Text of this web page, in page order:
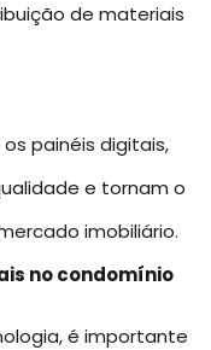
de materiais
painéis digitais,
e tornam o
imobiliário.
no condomínio
é importante